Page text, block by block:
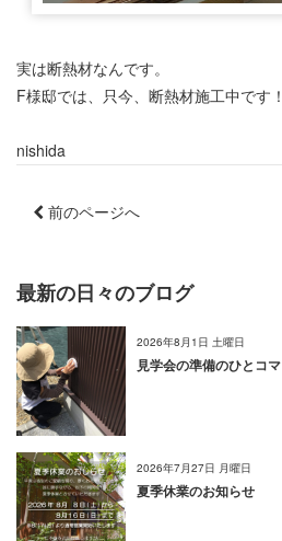
実は断熱材なんです。
F様邸では、只今、断熱材施工中です！
nishida
前のページへ
最新の日々のブログ
2026年8月1日 土曜日
見学会の準備のひとコマ
2026年7月27日 月曜日
夏季休業のお知らせ